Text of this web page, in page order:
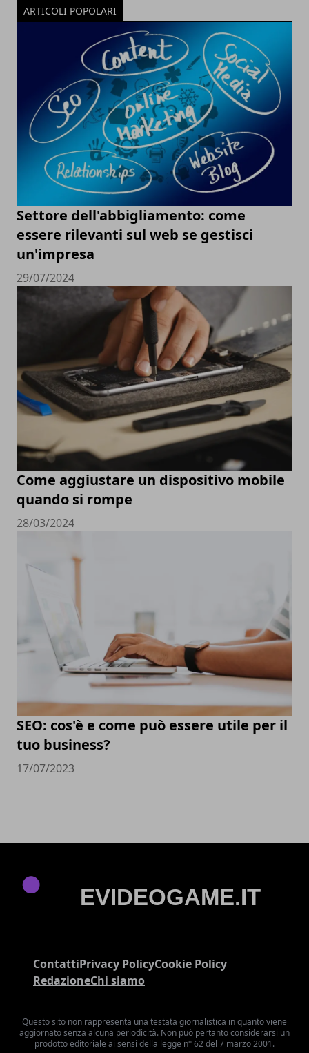
ARTICOLI POPOLARI
Settore dell'abbigliamento: come
essere rilevanti sul web se gestisci
un'impresa
29/07/2024
Come aggiustare un dispositivo mobile
quando si rompe
28/03/2024
SEO: cos'è e come può essere utile per il
tuo business?
17/07/2023
ContattiPrivacy PolicyCookie Policy
RedazioneChi siamo
Questo sito non rappresenta una testata giornalistica in quanto viene
aggiornato senza alcuna periodicità. Non può pertanto considerarsi un
prodotto editoriale ai sensi della legge n° 62 del 7 marzo 2001.